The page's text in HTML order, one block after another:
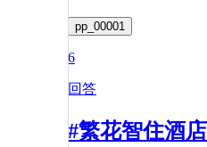
pp_00001
6
回答
#繁花智住酒